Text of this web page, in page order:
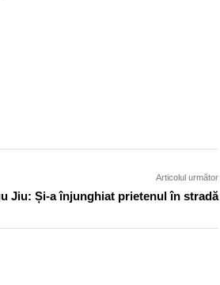
Articolul următor
Jiu: Și-a înjunghiat prietenul în stradă